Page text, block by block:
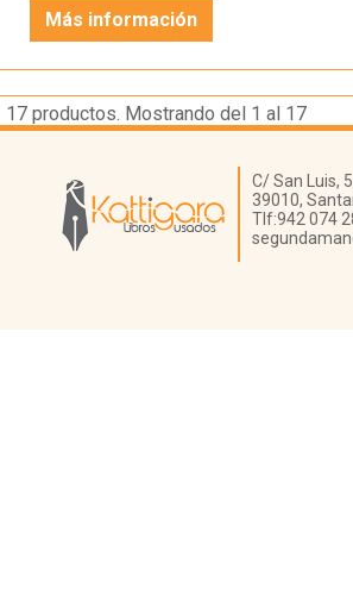
Más información
17 productos. Mostrando del 1 al 17
Librería Kattigara
C/ San Luis,
39010,
Tlf:942 074